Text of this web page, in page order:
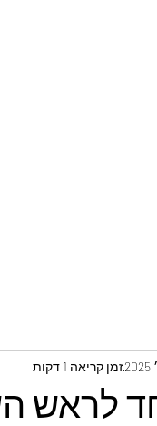
לראש
זמן קריאה 1 דקות